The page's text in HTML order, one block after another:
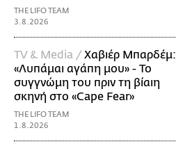
THE LIFO TEAM
3.8.2026
TV & Media /Χαβιέρ Μπαρδέμ:
«Λυπάμαι αγάπη μου» - Το
συγγνώμη του πριν τη βίαιη
σκηνή στο «Cape Fear»
THE LIFO TEAM
1.8.2026